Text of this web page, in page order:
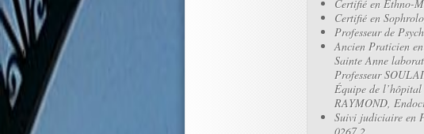
Certifié en Ethno-
Certifié en
Professeur de
Ancien Praticien
Sainte Anne
Professeur
Équipe de
RAYMOND,
Suivi judiciaire en